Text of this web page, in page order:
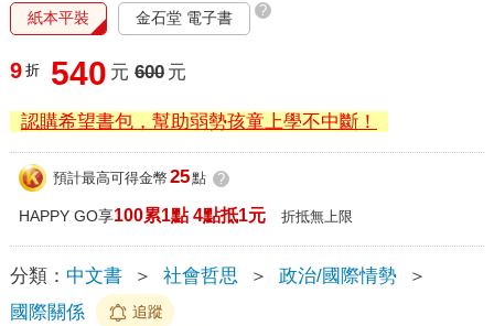
紙本平裝 金石堂 電子書 ?
9 折 540 元 600 元
認購希望書包，幫助弱勢孩童上學不中斷！
預計最高可得金幣 25點 ?
HAPPY GO享100累1點 4點抵1元 折抵無上限
分類： 中文書 ＞ 社會哲思 ＞ 政治/國際情勢
＞
國際關係
追蹤